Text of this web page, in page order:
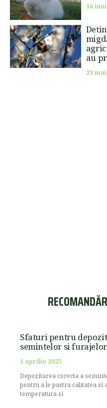
16
au
29
Sfaturi pentru
semintelor si furajelor
1 aprilie 2025
Depozitarea corecta a
pentru a le pastra calitatea
temperatura si